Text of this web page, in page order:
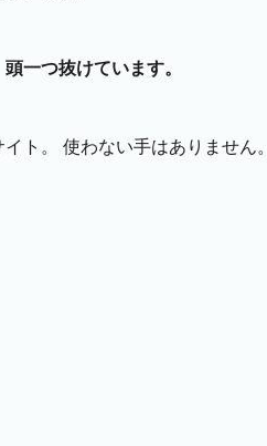
頭一つ抜けています。
ト。 使わない手はありません。